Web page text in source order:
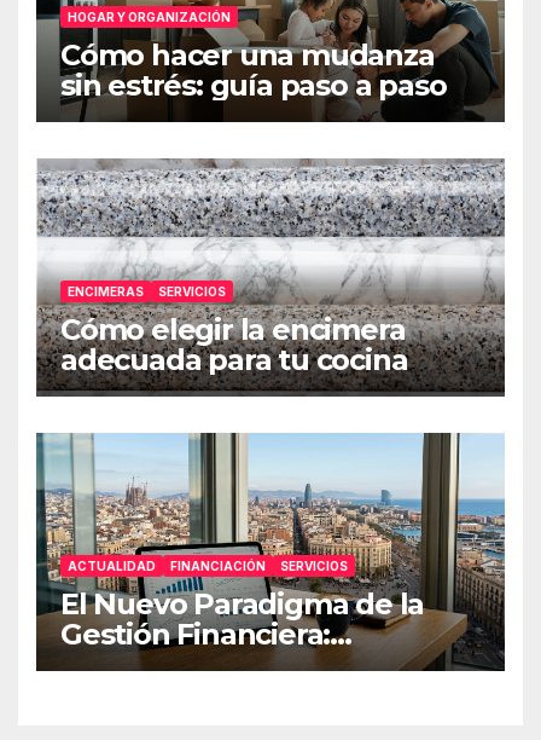
HOGAR Y ORGANIZACIÓN
Cómo hacer una mudanza
sin estrés: guía paso a paso
ENCIMERAS SERVICIOS
Cómo elegir la encimera
adecuada para tu cocina
ACTUALIDAD FINANCIACIÓN SERVICIOS
El Nuevo Paradigma de la
Gestión Financiera:
Estrategias de Resiliencia